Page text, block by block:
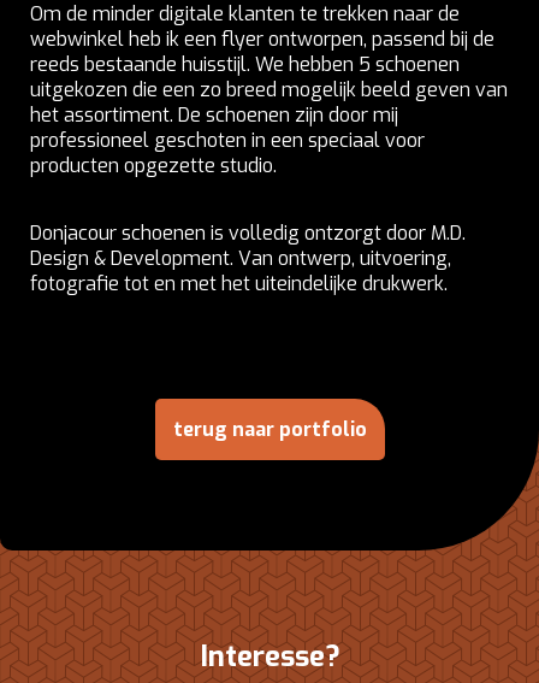
Om de minder digitale klanten te trekken naar de
webwinkel heb ik een flyer ontworpen, passend bij de
reeds bestaande huisstijl. We hebben 5 schoenen
uitgekozen die een zo breed mogelijk beeld geven van
het assortiment. De schoenen zijn door mij
professioneel geschoten in een speciaal voor
producten opgezette studio.
Donjacour schoenen is volledig ontzorgt door M.D.
Design & Development. Van ontwerp, uitvoering,
fotografie tot en met het uiteindelijke drukwerk.
terug naar portfolio
Interesse?